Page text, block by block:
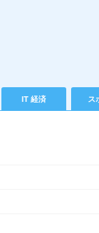
IT 経済 ス